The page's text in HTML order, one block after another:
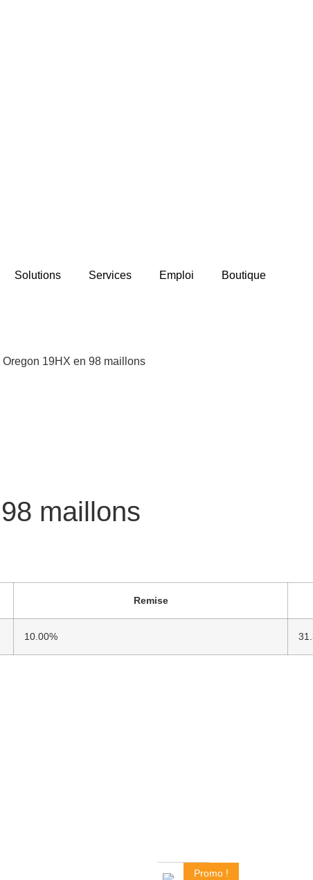
Solutions Services Emploi Boutique
Oregon 19HX en 98 maillons
maillons
Remise
10.00%
Promo !